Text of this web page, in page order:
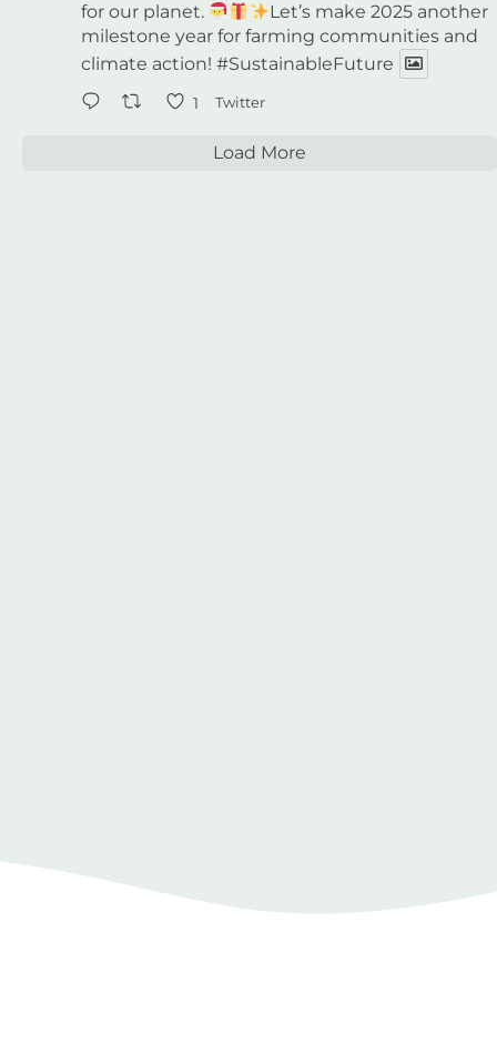
for our planet.
Let’s make 2025 another
milestone year for farming communities and
climate action! #SustainableFuture
1 Twitter
Load More